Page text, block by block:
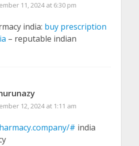
11, 2024 at 6:30 pm
india: buy prescription
– reputable indian
12, 2024 at 1:11 am
# india